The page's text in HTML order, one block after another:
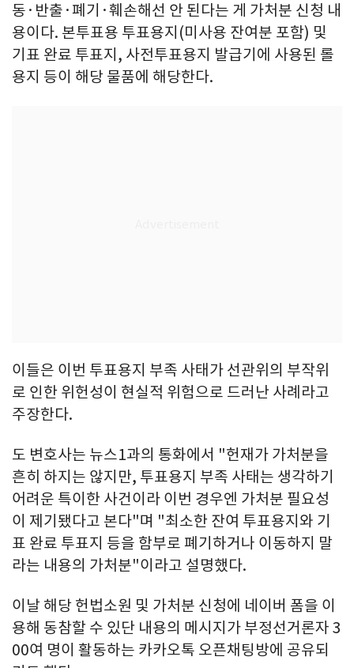
동·반출·폐기·훼손해선 안 된다는 게 가처분 신청 내
용이다. 본투표용 투표용지(미사용 잔여분 포함) 및
기표 완료 투표지, 사전투표용지 발급기에 사용된 롤
용지 등이 해당 물품에 해당한다.
이들은 이번 투표용지 부족 사태가 선관위의 부작위
로 인한 위헌성이 현실적 위험으로 드러난 사례라고
주장한다.
도 변호사는 뉴스1과의 통화에서 "헌재가 가처분을
흔히 하지는 않지만, 투표용지 부족 사태는 생각하기
어려운 특이한 사건이라 이번 경우엔 가처분 필요성
이 제기됐다고 본다"며 "최소한 잔여 투표용지와 기
표 완료 투표지 등을 함부로 폐기하거나 이동하지 말
라는 내용의 가처분"이라고 설명했다.
이날 해당 헌법소원 및 가처분 신청에 네이버 폼을 이
용해 동참할 수 있단 내용의 메시지가 부정선거론자 3
00여 명이 활동하는 카카오톡 오픈채팅방에 공유되